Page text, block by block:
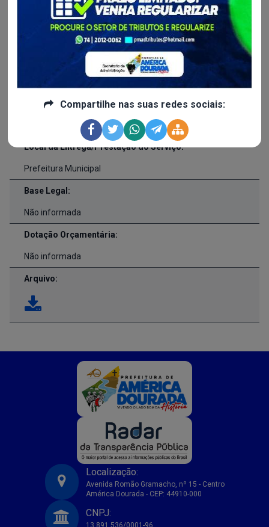
Compartilhe nas suas redes sociais:
Inicio da Vigência:
Fim da Vigência:
02/06/2021
Responsável pela Fiscalização:
Local da Entrega/Prestação do Serviço:
Prefeitura Municipal
Base Legal:
Não informada
Dotação Orçamentária:
Não informada
Arquivo:
Prefeitura Municipal de America Dourada-BA
Localização:
Avenida Romão Gramacho, nº 15 - Centro
América Dourada - CEP: 44910-000
CNPJ: